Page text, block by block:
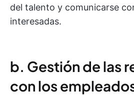
del talento y comunicarse
interesadas.
b. Gestión de las
con los